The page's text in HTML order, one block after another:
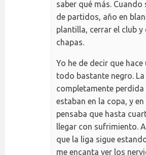
saber qué más. Cuando
de partidos, año en
plantilla, cerrar el club
chapas.
Yo he de decir que hace
todo bastante negro. La
completamente perdida
estaban en la copa, y
pensaba que hasta
llegar con sufrimiento.
que la liga sigue
me encanta ver los